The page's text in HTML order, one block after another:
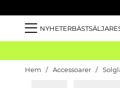
NYHETERBÄSTSÄLJARE
Hem Accessoarer